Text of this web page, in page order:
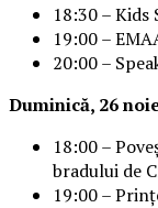
18:30 – Kids
19:00 –
20:00 –
Duminică, 26
18:00 –
bradului de
19:00 –